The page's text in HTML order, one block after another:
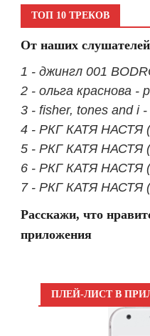
ТОП 10 ТРЕКОВ
От наших
1 - джингл 001
2 - ольга краснова -
3 - fisher, tones and i
4 - РКГ КАТЯ НАСТЯ
5 - РКГ КАТЯ НАСТЯ
6 - РКГ КАТЯ НАСТЯ
7 - РКГ КАТЯ НАСТЯ
Расскажи, что
приложения
ПЛЕЙ-ЛИСТ В